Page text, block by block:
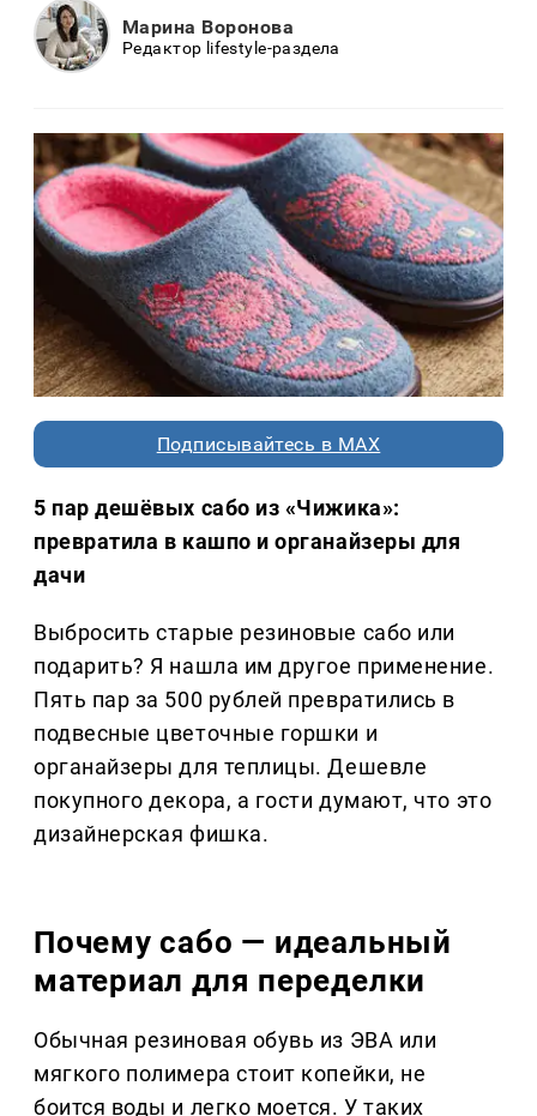
Марина Воронова
Редактор lifestyle-раздела
Подписывайтесь в MAX
5 пар дешёвых сабо из «Чижика»:
превратила в кашпо и органайзеры для
дачи
Выбросить старые резиновые сабо или
подарить? Я нашла им другое применение.
Пять пар за 500 рублей превратились в
подвесные цветочные горшки и
органайзеры для теплицы. Дешевле
покупного декора, а гости думают, что это
дизайнерская фишка.
Почему сабо — идеальный
материал для переделки
Обычная резиновая обувь из ЭВА или
мягкого полимера стоит копейки, не
боится воды и легко моется. У таких